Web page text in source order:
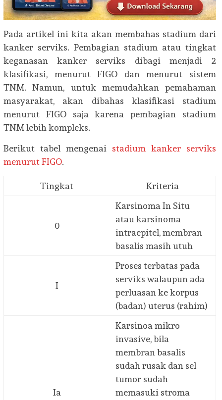
Pada artikel ini kita akan membahas stadium dari
kanker serviks. Pembagian stadium atau tingkat
keganasan kanker serviks dibagi menjadi 2
klasifikasi, menurut FIGO dan menurut sistem
TNM. Namun, untuk memudahkan pemahaman
masyarakat, akan dibahas klasifikasi stadium
menurut FIGO saja karena pembagian stadium
TNM lebih kompleks.
Berikut tabel mengenai stadium kanker serviks
menurut FIGO.
Tingkat Kriteria
0
Karsinoma In Situ
atau karsinoma
intraepitel, membran
basalis masih utuh
I
Proses terbatas pada
serviks walaupun ada
perluasan ke korpus
(badan) uterus (rahim)
Ia
Karsinoa mikro
invasive, bila
membran basalis
sudah rusak dan sel
tumor sudah
memasuki stroma